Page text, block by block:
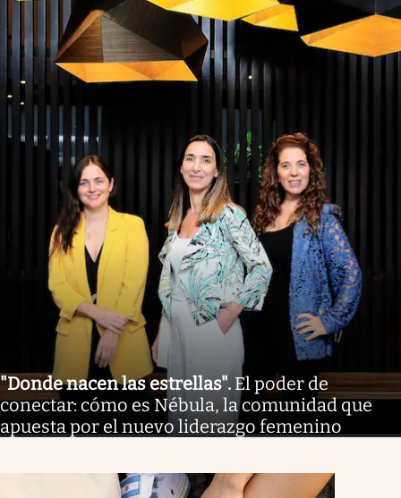
"Donde nacen las estrellas". El poder de
conectar: cómo es Nébula, la comunidad que
apuesta por el nuevo liderazgo femenino